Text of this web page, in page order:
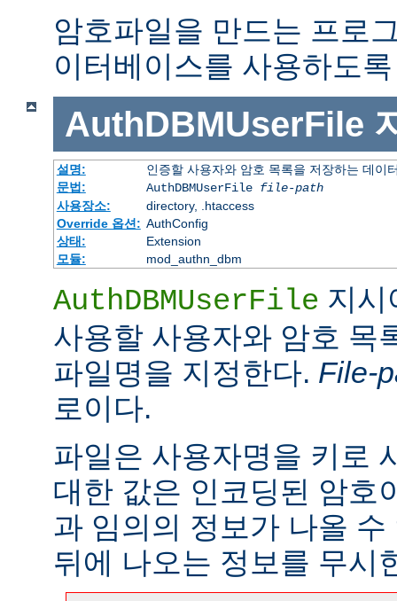
암호파일을 만드는 프로
이터베이스를 사용하도
AuthDBMUserFile
설명:
인증할 사용자와 암호 목록을 저장하는 데이
문법:
AuthDBMUserFile file-path
사용장소:
directory, .htaccess
Override 옵션: AuthConfig
상태:
Extension
모듈:
mod_authn_dbm
AuthDBMUserFile 지시
사용할 사용자와 암호 목
파일명을 지정한다. File-
로이다.
파일은 사용자명을 키로
대한 값은 인코딩된 암호
과 임의의 정보가 나올
뒤에 나오는 정보를 무시